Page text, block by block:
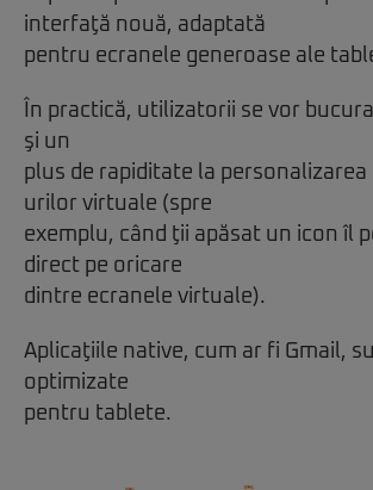
interfaţă nouă, adaptată
pentru ecranele generoase ale
În practică, utilizatorii se vor
şi un
plus de rapiditate la
urilor virtuale (spre
exemplu, când ţii apăsat un icon îl
direct pe oricare
dintre ecranele virtuale).
Aplicaţiile native, cum ar fi Gmail,
optimizate
pentru tablete.